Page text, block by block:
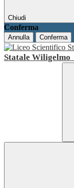
Chiudi
Conferma
Annulla Conferma
Statale Wiligelmo